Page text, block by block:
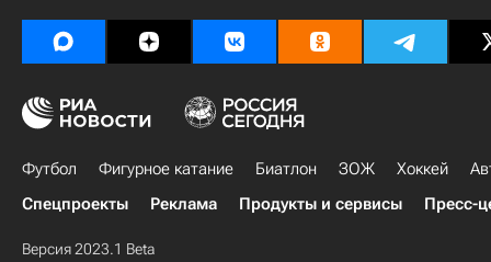
Футбол Фигурное катание Биатлон ЗОЖ Хоккей
Спецпроекты
Реклама Продукты и сервисы Пресс-
Версия 2023.1 Beta